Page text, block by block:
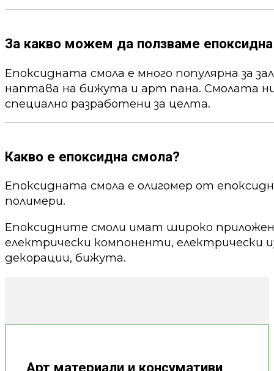
За какво можем да ползваме
Епоксидната смола е много популярна за
наптава на бижута и арт пана. Смолата
специално разработени за целта.
Какво е епоксидна смола?
Епоксидната смола е олигомер от
полимери.
Епоксидните смоли имат широко
електрически компоненти, електрически
декорации, бижута.
Арт материали и консумативи